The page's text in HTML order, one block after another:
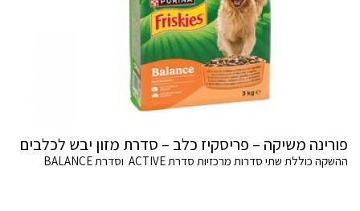
פורינה משיקה – פריסקיז כלב – סדרת מזון יבש לכלבים
ההשקה כוללת שתי סדרות מרכזיות סדרת ACTIVE וסדרת BALANCE